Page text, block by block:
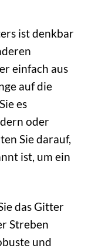
ist denkbar
einfach aus
auf die
es
oder
Sie darauf,
ist, um ein
das Gitter
Streben
und